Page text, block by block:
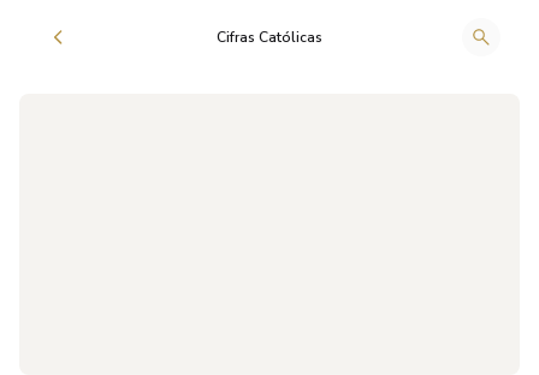
Cifras Católicas